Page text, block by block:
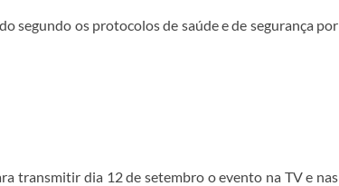
segundo os protocolos de saúde e de segurança por
transmitir dia 12 de setembro o evento na TV e nas